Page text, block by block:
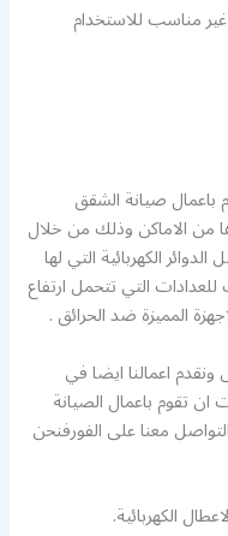
مناسب للاستخدام
صيانة الشقق
من الاماكن وذلك من خلال
الكهربائية التي لها
التي تتحمل ارتفاع
المميزة ضد الحرائق .
اعمالنا ايضا في
تقوم باعمال الصيانة
معنا على الفورفنحن
الكهربائية.